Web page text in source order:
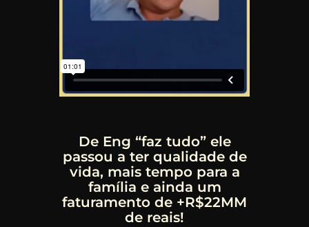
De Eng “faz tudo” ele
passou a ter qualidade de
vida, mais tempo para a
família e ainda um
faturamento de +R$22MM
de reais!